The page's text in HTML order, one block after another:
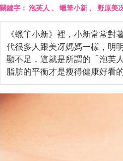
關鍵字： 泡芙人 、 蠟筆小新、 野原美
《蠟筆小新》裡，小新常常對
代很多人跟美冴媽媽一樣，明
顯不足，這就是所謂的「泡芙
脂肪的平衡才是瘦得健康好看的